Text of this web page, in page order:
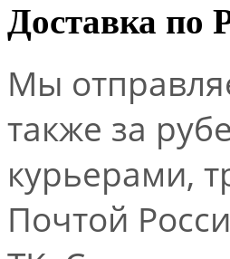
Доставка по
Мы
также за
курьерами,
Почтой